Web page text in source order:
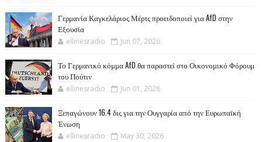
Γερμανία Καγκελάριος Μέρτς προειδοποιεί για AfD στην
Εξουσία
ellinesradio Jun 07, 2026
Το Γερμανικό κόμμα AfD θα παραστεί στο Οικονομικό Φόρουμ
του Πούτιν
ellinesradio Jun 01, 2026
Ξεπαγώνουν 16.4 δις για την Ουγγαρία από την Ευρωπαϊκή
Ένωση
ellinesradio May 30, 2026